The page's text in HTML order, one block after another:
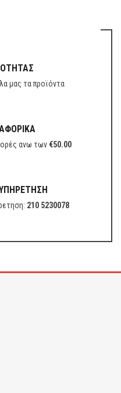
μας τα προϊόντα
ανω των €50.00
210 5230078